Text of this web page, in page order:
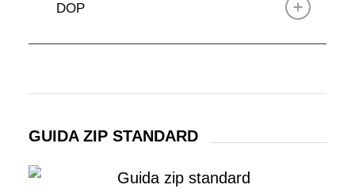
DOP
GUIDA ZIP STANDARD